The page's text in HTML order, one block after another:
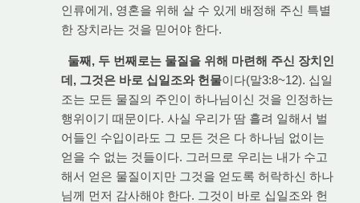
인류에게, 영혼을 위해 살 수 있게 배정해 주신 특별
한 장치라는 것을 믿어야 한다.
둘째, 두 번째로는 물질을 위해 마련해 주신 장치인
데, 그것은 바로 십일조와 헌물이다(말3:8~12). 십일
조는 모든 물질의 주인이 하나님이신 것을 인정하는
행위이기 때문이다. 사실 우리가 땀 흘려 일해서 벌
어들인 수입이라도 그 모든 것은 다 하나님 없이는
얻을 수 없는 것들이다. 그러므로 우리는 내가 수고
해서 얻은 물질이지만 그것을 얻도록 허락하신 하나
님께 먼저 감사해야 한다. 그것이 바로 십일조와 헌